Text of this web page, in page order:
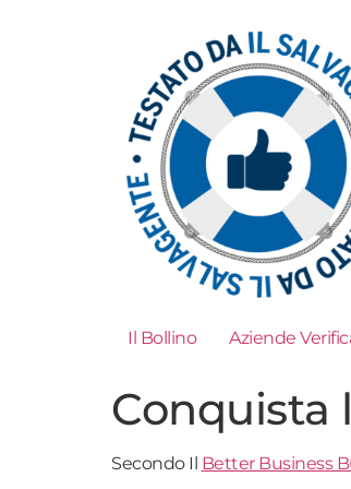
Il Bollino Aziende
Conquista
Secondo Il Better Business